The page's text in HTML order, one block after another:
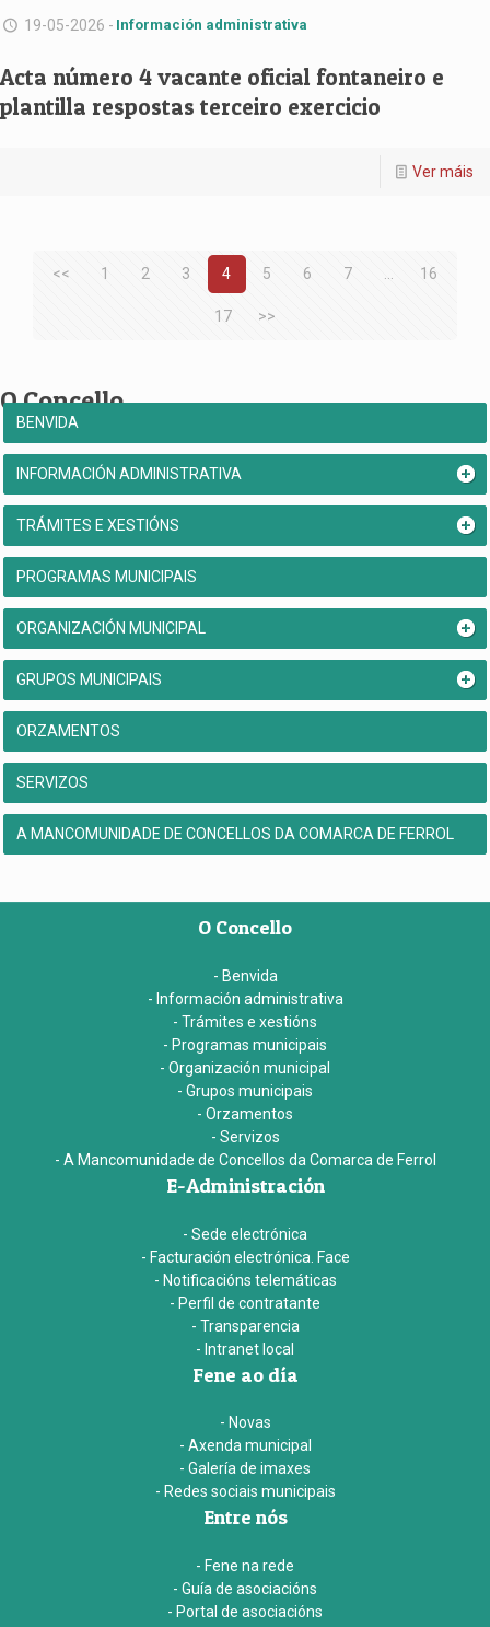
19-05-2026 - Información administrativa
Acta número 4 vacante oficial fontaneiro e
plantilla respostas terceiro exercicio
Ver máis
<< 1 2 3 4 5 6 7 16
17 >>
O Concello
BENVIDA
INFORMACIÓN ADMINISTRATIVA
TRÁMITES E XESTIÓNS
PROGRAMAS MUNICIPAIS
ORGANIZACIÓN MUNICIPAL
GRUPOS MUNICIPAIS
ORZAMENTOS
SERVIZOS
A MANCOMUNIDADE DE CONCELLOS DA COMARCA DE FERROL
O Concello
- Benvida
- Información administrativa
- Trámites e xestións
- Programas municipais
- Organización municipal
- Grupos municipais
- Orzamentos
- Servizos
- A Mancomunidade de Concellos da Comarca de Ferrol
E-Administración
- Sede electrónica
- Facturación electrónica. Face
- Notificacións telemáticas
- Perfil de contratante
- Transparencia
- Intranet local
Fene ao día
- Novas
- Axenda municipal
- Galería de imaxes
- Redes sociais municipais
Entre nós
- Fene na rede
- Guía de asociacións
- Portal de asociacións